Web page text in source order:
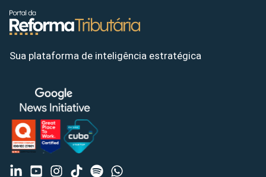
Sua plataforma de inteligência estratégica